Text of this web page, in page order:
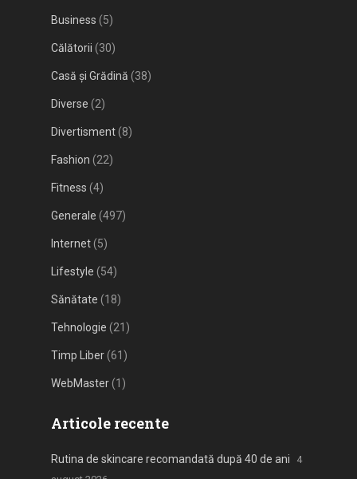
Business (5)
Călătorii (30)
Casă și Grădină (38)
Diverse (2)
Divertisment(8)
Fashion (22)
Fitness (4)
Generale (497)
Internet(5)
Lifestyle (54)
Sănătate (18)
Tehnologie (21)
Timp Liber(61)
WebMaster(1)
Articole recente
Rutina de skincare recomandată după 40 de ani
4